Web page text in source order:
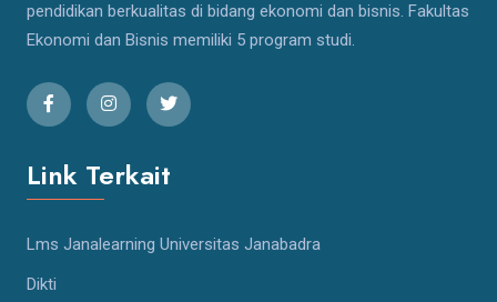
pendidikan berkualitas di bidang ekonomi dan bisnis. Fakultas
Ekonomi dan Bisnis memiliki 5 program studi.
Link Terkait
Lms Janalearning Universitas Janabadra
Dikti